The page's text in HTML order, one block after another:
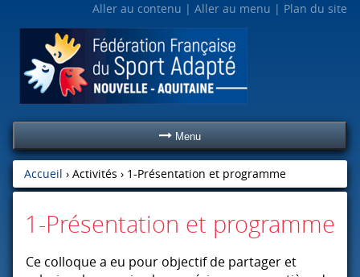
Aller au contenu Aller au menu Plan du site
Menu
Accueil › Activités › 1-Présentation et programme
1-Présentation et programme
Ce colloque a eu pour objectif de partager et